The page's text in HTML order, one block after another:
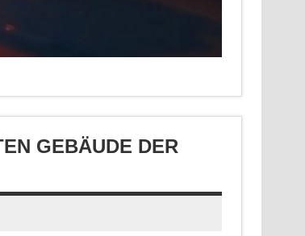
GEBÄUDE DER S